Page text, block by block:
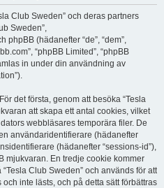
Club Sweden” och deras partners
Sweden”,
phpBB (hädanefter “de”, “dem”,
“phpBB Limited”, “phpBB
in under din användning av
det första, genom att besöka “Tesla
att skapa ett antal cookies, vilket
webbläsares temporära filer. De
användaridentifierare (hädanefter
(hädanefter “sessions-id”),
mjukvaran. En tredje cookie kommer
Club Sweden” och används för att
inte lästs, och på detta sätt förbättras